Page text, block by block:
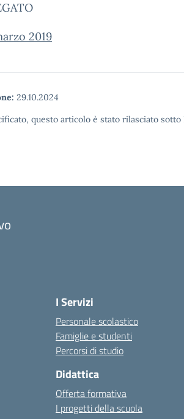
2019
29.10.2024
questo articolo è stato rilasciato
I Servizi
Personale scolastico
Famiglie e studenti
Percorsi di studio
Didattica
Offerta formativa
I progetti della scuola